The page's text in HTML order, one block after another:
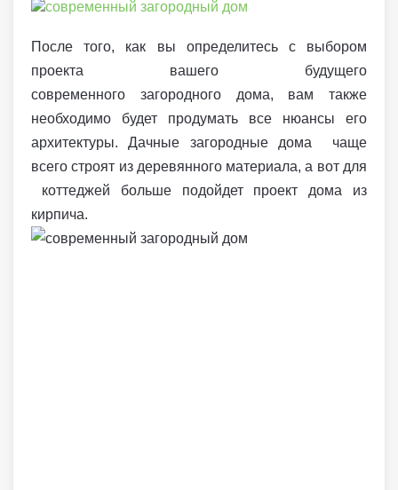
После того, как вы определитесь с выбором
проекта вашего будущего
современного загородного дома, вам также
необходимо будет продумать все нюансы его
архитектуры. Дачные загородные дома чаще
всего строят из деревянного материала, а вот для
коттеджей больше подойдет проект дома из
кирпича.